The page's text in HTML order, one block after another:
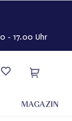
- 17.00 Uhr
MAGAZIN